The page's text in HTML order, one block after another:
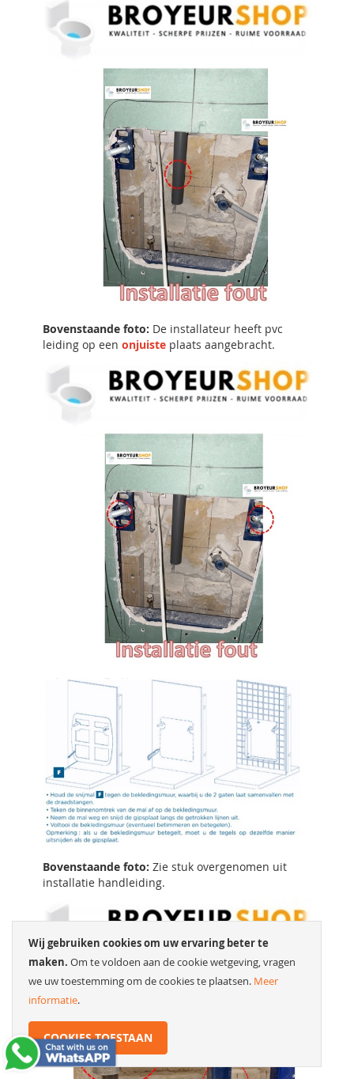
Wij gebruiken cookies om uw ervaring beter te
maken. Om te voldoen aan de cookie wetgeving, vragen
we uw toestemming om de cookies te plaatsen. Meer
informatie.
COOKIES TOESTAAN
Bovenstaande foto: De installateur heeft pvc
leiding op een onjuiste plaats aangebracht.
Bovenstaande foto: Zie stuk overgenomen uit
installatie handleiding.